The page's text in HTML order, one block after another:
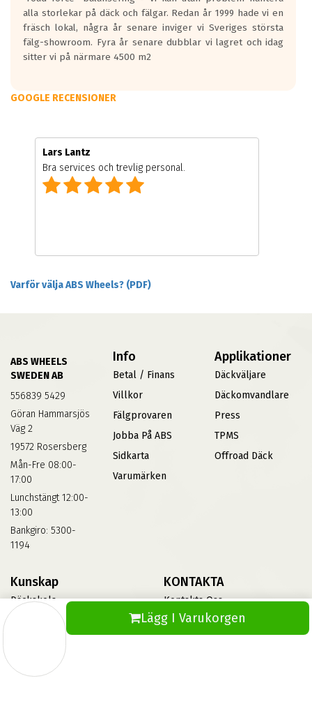
Lägg I Varukorgen
alla storlekar på däck och fälgar. Redan år 1999 hade vi en
fräsch lokal, några år senare inviger vi Sveriges största
fälg-showroom. Fyra år senare dubblar vi lagret och idag
sitter vi på närmare 4500 m2
GOOGLE RECENSIONER
Lars Lantz
Bra services och trevlig personal.
Varför välja ABS Wheels? (PDF)
ABS WHEELS
SWEDEN AB
556839 5429
Göran Hammarsjös
Väg 2
19572 Rosersberg
Mån-Fre 08:00-
17:00
Lunchstängt 12:00-
13:00
Bankgiro: 5300-
1194
Info
Betal / Finans
Villkor
Fälgprovaren
Jobba På ABS
Sidkarta
Varumärken
Applikationer
Däckväljare
Däckomvandlare
Press
TPMS
Offroad Däck
Kunskap
Däckskola
Informationsbank Av Däck
Och Fälgar
KONTAKTA
Kontakta Oss
Vinterdäck